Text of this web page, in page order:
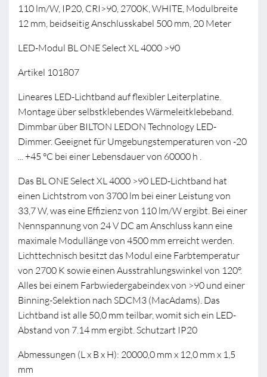
110 lm/W, IP20, CRI>90, 2700K, WHITE, Modulbreite
12 mm, beidseitig Anschlusskabel 500 mm, 20 Meter
LED-Modul BL ONE Select XL 4000 >90
Artikel 101807
Lineares LED-Lichtband auf flexibler Leiterplatine.
Montage über selbstklebendes Wärmeleitklebeband.
Dimmbar über BILTON LEDON Technology LED-
Dimmer. Geeignet für Umgebungstemperaturen von -20
... +45 °C bei einer Lebensdauer von 60000 h .
Das BL ONE Select XL 4000 >90 LED-Lichtband hat
einen Lichtstrom von 3700 lm bei einer Leistung von
33,7 W, was eine Effizienz von 110 lm/W ergibt. Bei einer
Nennspannung von 24 V DC am Anschluss kann eine
maximale Modullänge von 4500 mm erreicht werden.
Lichttechnisch besitzt das Modul eine Farbtemperatur
von 2700 K sowie einen Ausstrahlungswinkel von 120°.
Alles bei einem Farbwiedergabeindex von >90 und einer
Binning-Selektion nach SDCM3 (MacAdams). Das
Lichtband ist alle 50,0 mm teilbar, womit sich ein LED-
Abstand von 7.14 mm ergibt. Schutzart IP20
Abmessungen (L x B x H): 20000,0 mm x 12,0 mm x 1,5
mm